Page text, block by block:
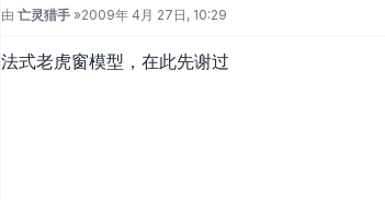
文章
由 亡灵猎手 »2009年 4月 27日, 10:29
法式老虎窗模型，在此先谢过